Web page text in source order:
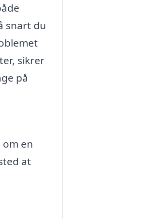
snart du
sikrer
på
en
at